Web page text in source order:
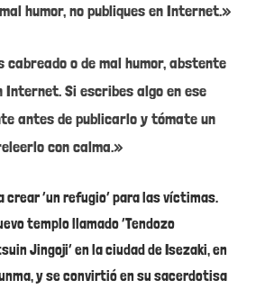
humor, no publiques en Internet.»
o de mal humor, abstente
Internet. Si escribes algo en ese
antes de publicarlo y tómate un
con calma.»
crear ‘un refugio’ para las víctimas.
templo llamado ‘Tendozo
Jingoji’ en la ciudad de Isezaki, en
y se convirtió en su sacerdotisa